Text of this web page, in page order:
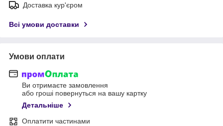
Доставка кур'єром
Всі умови доставки
Умови оплати
Ви отримаєте замовлення
або гроші повернуться на вашу картку
Детальніше
Оплатити частинами